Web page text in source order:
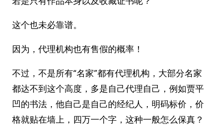
这个也未必靠谱。
因为，代理机构也有售假的概率！
不过，不是所有“名家”都有代理机构，大部分名家
都达不到这个高度，多是自己代理自己，例如贾平
凹的书法，他自己是自己的经纪人，明码标价，价
格就贴在墙上，四万一个字，这种一般怎么保真？